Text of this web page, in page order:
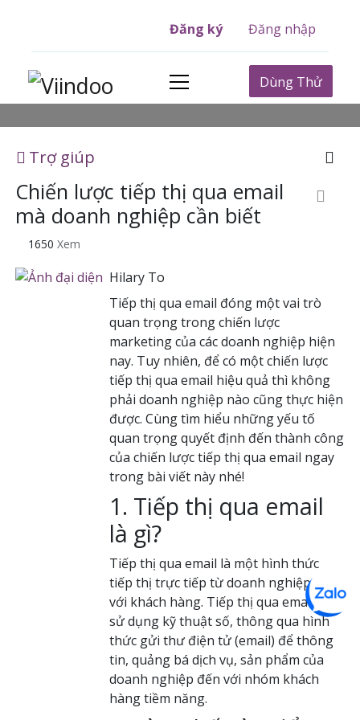
Đăng ký Đăng nhập
Dùng Thử
Trợ giúp
Chiến lược tiếp thị qua email
mà doanh nghiệp cần biết
1650Xem
Hilary To
Tiếp thị qua email đóng một vai trò
quan trọng trong chiến lược
marketing của các doanh nghiệp hiện
nay. Tuy nhiên, để có một chiến lược
tiếp thị qua email hiệu quả thì không
phải doanh nghiệp nào cũng thực hiện
được. Cùng tìm hiểu những yếu tố
quan trọng quyết định đến thành công
củachiến lược tiếp thị qua email ngay
trong bài viết này nhé!
1. Tiếp thị qua email
là gì?
Tiếp thị qua email là một hình thức
tiếp thị trực tiếp từ doanh nghiệp đến
với khách hàng. Tiếp thị qua email là
sử dụng kỹ thuật số, thông qua hình
thức gửi thư điện tử (email) để thông
tin, quảng bá dịch vụ, sản phẩm của
doanh nghiệp đến với nhóm khách
hàng tiềm năng.